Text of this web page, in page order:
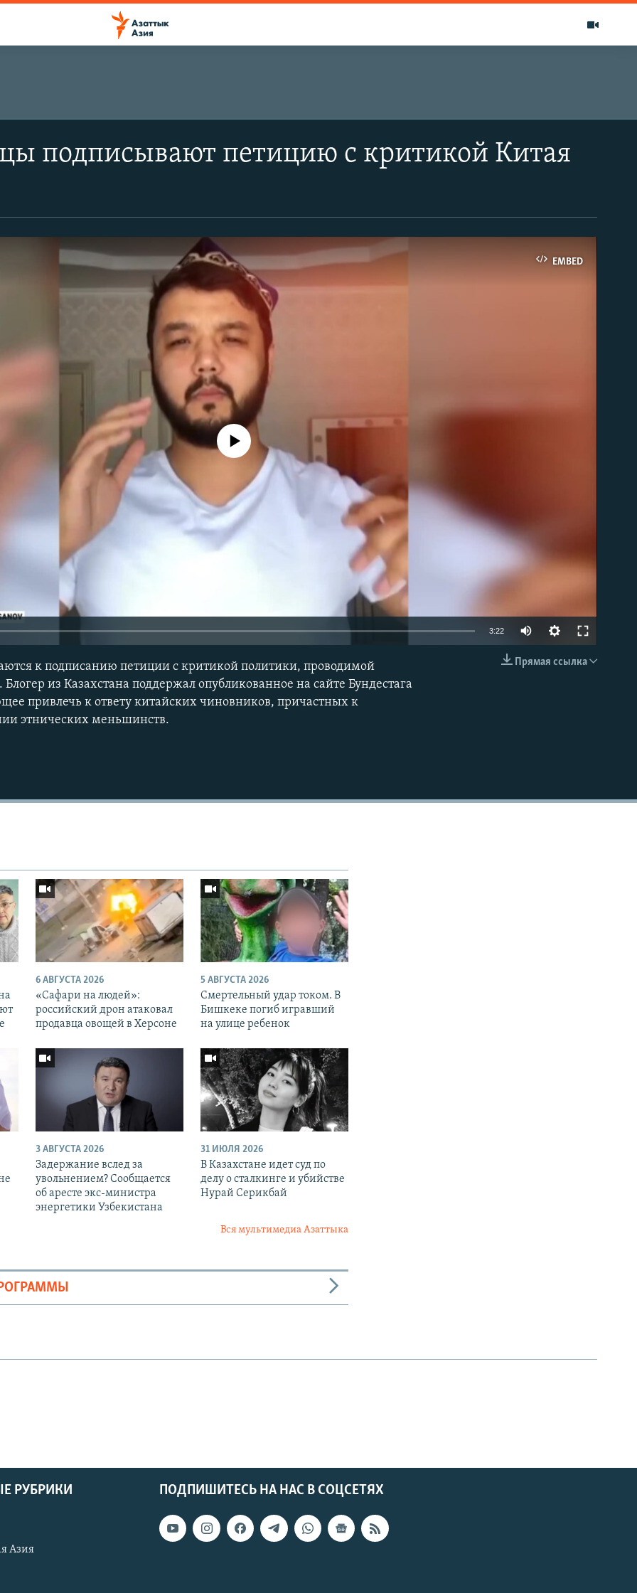
подписывают петицию с критикой Китая
EMBED
No media source currently available
3:22
Прямая ссылка
к подписанию петиции с критикой политики, проводимой
из Казахстана поддержал опубликованное на сайте Бундестага
привлечь к ответу китайских чиновников, причастных к
этнических меньшинств.
6 АВГУСТА 2026
«Cафари на людей»:
российский дрон атаковал
продавца овощей в Херсоне
5 АВГУСТА 2026
Смертельный удар током. В
Бишкеке погиб игравший
на улице ребенок
3 АВГУСТА 2026
Задержание вслед за
увольнением? Сообщается
об аресте экс-министра
энергетики Узбекистана
31 ИЮЛЯ 2026
В Казахстане идет суд по
делу о сталкинге и убийстве
Нурай Серикбай
Вся мультимедиа Азаттыка
ПОДПИШИТЕСЬ НА НАС В СОЦСЕТЯХ
РУБРИКИ
Азия